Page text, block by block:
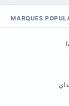
MARQUES